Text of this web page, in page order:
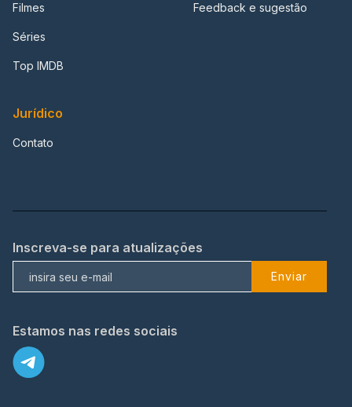
Filmes
Séries
Top IMDB
Feedback e sugestão
Jurídico
Contato
Inscreva-se para atualizações
Enviar
Estamos nas redes sociais